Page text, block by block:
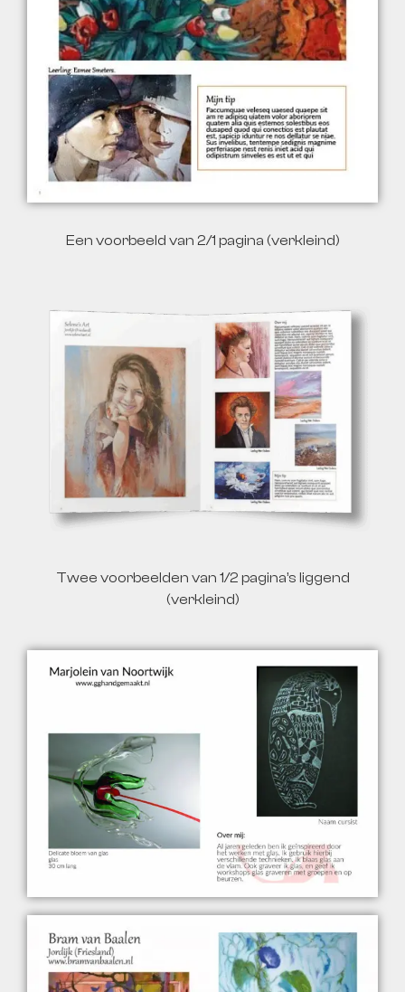
Een voorbeeld van 2/1 pagina (verkleind)
Twee voorbeelden van 1/2 pagina’s liggend
(verkleind)